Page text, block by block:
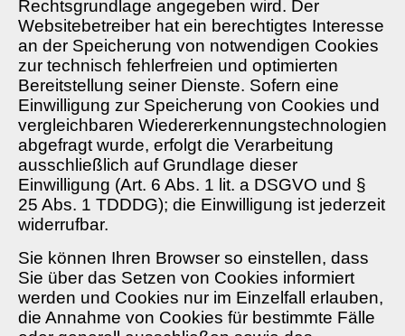
Rechtsgrundlage angegeben wird. Der
Websitebetreiber hat ein berechtigtes Interesse
an der Speicherung von notwendigen Cookies
zur technisch fehlerfreien und optimierten
Bereitstellung seiner Dienste. Sofern eine
Einwilligung zur Speicherung von Cookies und
vergleichbaren Wiedererkennungstechnologien
abgefragt wurde, erfolgt die Verarbeitung
ausschließlich auf Grundlage dieser
Einwilligung (Art. 6 Abs. 1 lit. a DSGVO und §
25 Abs. 1 TDDDG); die Einwilligung ist jederzeit
widerrufbar.
Sie können Ihren Browser so einstellen, dass
Sie über das Setzen von Cookies informiert
werden und Cookies nur im Einzelfall erlauben,
die Annahme von Cookies für bestimmte Fälle